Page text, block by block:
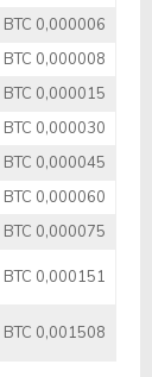
BTC 0,000006
BTC 0,000008
BTC 0,000015
BTC 0,000030
BTC 0,000045
BTC 0,000060
BTC 0,000075
BTC 0,000151
BTC 0,001508